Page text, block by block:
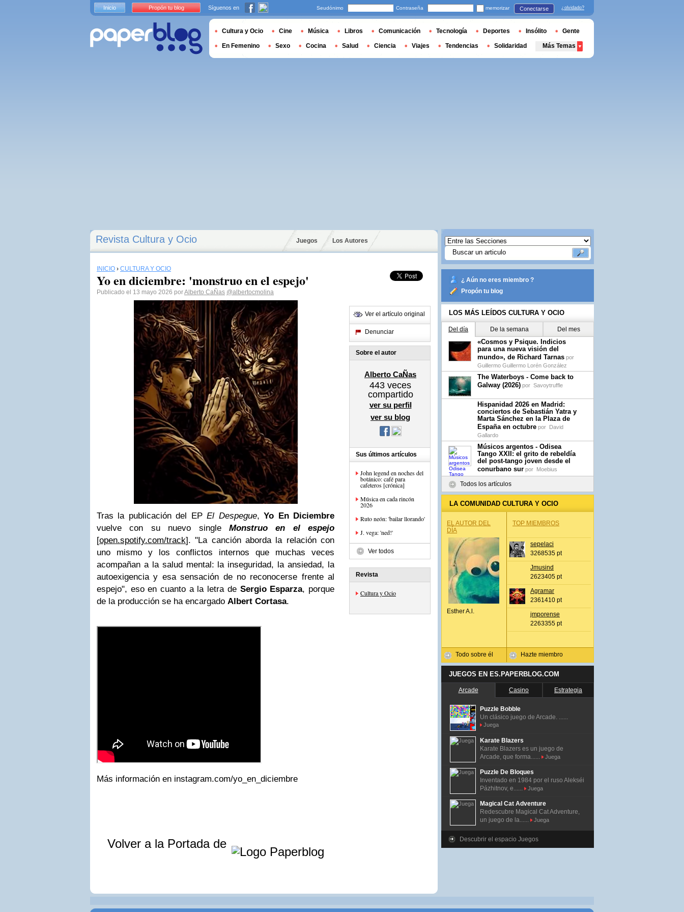
Revista Cultura y Ocio Juegos Los Autores
INICIO › CULTURA Y OCIO
Yo en diciembre: 'monstruo en el espejo'
Publicado el 13 mayo 2026 porAlberto CaÑas @albertocmolina
Tras la publicación del EPEl Despegue,Yo En Diciembre
vuelve con su nuevo single Monstruo en el espejo
[open.spotify.com/track]. "La canción aborda la relación con
uno mismo y los conflictos internos que muchas veces
acompañan a la salud mental: la inseguridad, la ansiedad, la
autoexigencia y esa sensación de no reconocerse frente al
espejo", eso en cuanto a la letra de Sergio Esparza, porque
de la producción se ha encargado Albert Cortasa.
Más información en instagram.com/yo_en_diciembre
Volver a la Portada de
Ver el artículo original
Denunciar
Sobre el autor
Alberto CaÑas
443 veces
compartido
ver su perfil
ver su blog
Sus últimos artículos
John legend en noches del
botánico: café para
cafeteros [crónica]
Música en cada rincón
2026
Ruto neón: 'bailar llorando'
J. vega: 'ned!'
Ver todos
Revista
Cultura y Ocio
¿ Aún no eres miembro ?
Propón tu blog
LOS MÁS LEÍDOS CULTURA Y OCIO
Del día De la semana Del mes
«Cosmos y Psique. Indicios
para una nueva visión del
mundo», de Richard Tarnas por
Guillermo Guillermo Lorén González
The Waterboys - Come back to
Galway (2026) por Savoytruffle
Hispanidad 2026 en Madrid:
conciertos de Sebastián Yatra y
Marta Sánchez en la Plaza de
España en octubre por David
Gallardo
Músicos argentos - Odisea
Tango XXII: el grito de rebeldía
del post-tango joven desde el
conurbano sur por Moebius
Todos los artículos
LA COMUNIDAD CULTURA Y OCIO
EL AUTOR DEL
DÍA
Esther A.l.
Todo sobre él
TOP MIEMBROS
sepelaci
3268535 pt
Jmusind
2623405 pt
Agramar
2361410 pt
jmporense
2263355 pt
Hazte miembro
JUEGOS EN ES.PAPERBLOG.COM
Arcade Casino Estrategia
Puzzle Bobble
Un clásico juego de Arcade. ......
Juega
Karate Blazers
Karate Blazers es un juego de
Arcade, que forma......
Juega
Puzzle De Bloques
Inventado en 1984 por el ruso Alekséi
Pázhitnov, e......
Juega
Magical Cat Adventure
Redescubre Magical Cat Adventure,
un juego de la......
Juega
Descubrir el espacio Juegos
Inicio Propón tu blog Síguenos en Seudónimo Contraseña memorizar Conectarse ¿olvidado?
Cultura y Ocio Cine Música Libros Comunicación Tecnología Deportes Insólito Gente
En Femenino Sexo Cocina Salud Ciencia Viajes Tendencias Solidaridad Más Temas